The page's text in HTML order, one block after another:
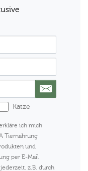
Katze
ich mich
Tiernahrung
und
per E-Mail
z.B. durch